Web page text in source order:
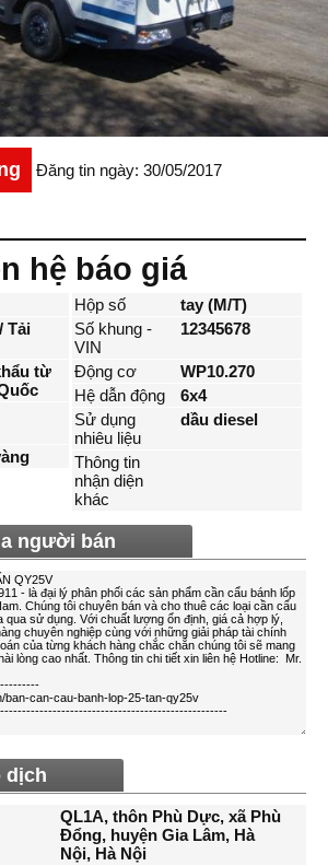
Đăng tin ngày: 30/05/2017
hệ báo giá
Tải
từ
Hộp số
tay (M/T)
Số khung -
VIN
12345678
Động cơ
WP10.270
Hệ dẫn động
6x4
Sử dụng
nhiêu liệu
dầu diesel
Thông tin
nhận diện
khác
người bán
dịch
QL1A, thôn Phù Dực, xã Phù
Đổng, huyện Gia Lâm, Hà
Nội, Hà Nội